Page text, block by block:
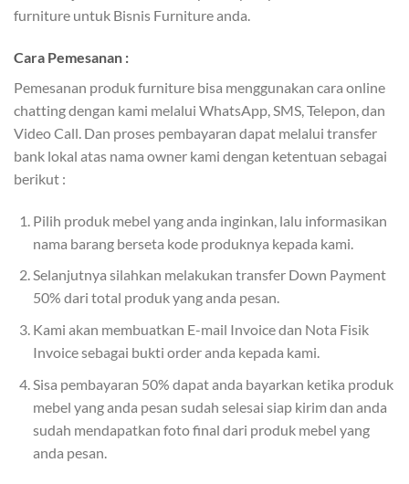
furniture untuk Bisnis Furniture anda.
Cara Pemesanan :
Pemesanan produk furniture bisa menggunakan cara online
chatting dengan kami melalui WhatsApp, SMS, Telepon, dan
Video Call. Dan proses pembayaran dapat melalui transfer
bank lokal atas nama owner kami dengan ketentuan sebagai
berikut :
Pilih produk mebel yang anda inginkan, lalu informasikan
nama barang berseta kode produknya kepada kami.
Selanjutnya silahkan melakukan transfer Down Payment
50% dari total produk yang anda pesan.
Kami akan membuatkan E-mail Invoice dan Nota Fisik
Invoice sebagai bukti order anda kepada kami.
Sisa pembayaran 50% dapat anda bayarkan ketika produk
mebel yang anda pesan sudah selesai siap kirim dan anda
sudah mendapatkan foto final dari produk mebel yang
anda pesan.